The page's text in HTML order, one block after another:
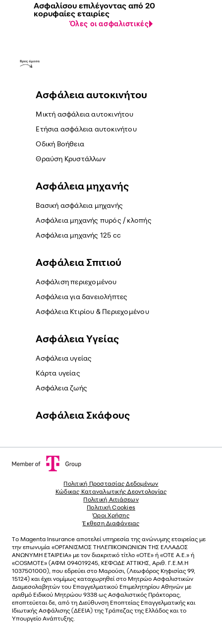
Ασφαλίσου επιλέγοντας από 20
κορυφαίες εταιρίες
Όλες οι ασφαλιστικές
Ασφάλεια αυτοκινήτου
Μικτή ασφάλεια αυτοκινήτου
Ετήσια ασφάλεια αυτοκινήτου
Οδική Βοήθεια
Θραύση Κρυστάλλων
Ασφάλεια μηχανής
Βασική ασφάλεια μηχανής
Ασφάλεια μηχανής πυρός / κλοπής
Ασφάλεια μηχανής 125 cc
Ασφάλεια Σπιτιού
Ασφάλιση περιεχομένου
Ασφάλεια για δανειολήπτες
Ασφάλεια Κτιρίου & Περιεχομένου
Ασφάλεια Yγείας
Ασφάλεια υγείας
Κάρτα υγείας
Ασφάλεια ζωής
Ασφάλεια Σκάφους
Πολιτική Προστασίας Δεδομένων
Κώδικας Καταναλωτικής Δεοντολογίας
Πολιτική Αιτιάσεων
Πολιτική Cookies
Όροι Χρήσης
Έκθεση Διαφάνειας
Το Magenta Insurance αποτελεί υπηρεσία της ανώνυµης εταιρείας µε
την επωνυµία «ΟΡΓΑΝΙΣΜΟΣ ΤΗΛΕΠΙΚΟΙΝΩΝΙΩΝ ΤΗΣ ΕΛΛΑΔΟΣ
ΑΝΩΝΥΜΗ ΕΤΑΙΡΕΙΑ» µε τον διακριτικό τίτλο «OTE» ή «ΟΤΕ Α.Ε.» ή
«COSMOTE» (ΑΦΜ 094019245, ΚΕΦΟΔΕ ΑΤΤΙΚΗΣ, Αριθ. Γ.Ε.Μ.Η
1037501000), που εδρεύει στο Μαρούσι, (Λεωφόρος Κηφισίας 99,
15124) και έχει νοµίµως καταχωρηθεί στο Μητρώο Ασφαλιστικών
Διαµεσολαβητών του Επαγγελµατικού Επιµελητηρίου Αθηνών µε
αριθµό Ειδικού Μητρώου 9338 ως Ασφαλιστικός Πράκτορας,
εποπτεύεται δε, από τη Διεύθυνση Εποπτείας Επαγγελματικής και
Ιδιωτικής Ασφάλισης (ΔΕΕΙΑ) της Τράπεζας της Ελλάδος και το
Υπουργείο Ανάπτυξης.